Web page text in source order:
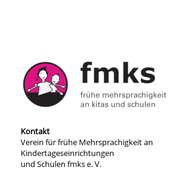
Kontakt
Verein für frühe Mehrsprachigkeit an
Kindertageseinrichtungen
und Schulen fmks e. V.